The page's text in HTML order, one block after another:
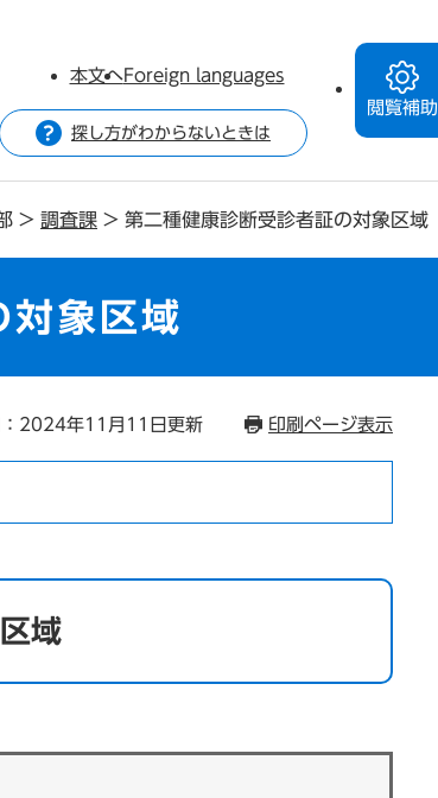
閲覧補助
本文へForeign languages
探し方がわからないときは
> 調査課 > 第二種健康診断受診者証の対象区域
対象区域
：2024年11月11日更新 印刷ページ表示
域